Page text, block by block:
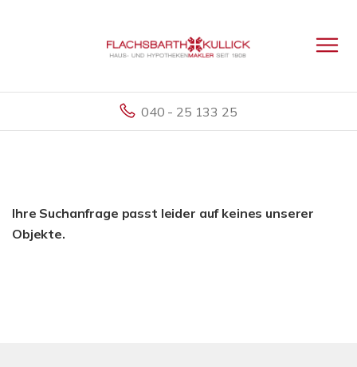
040 - 25 133 25
Ihre Suchanfrage passt leider auf keines unserer
Objekte.